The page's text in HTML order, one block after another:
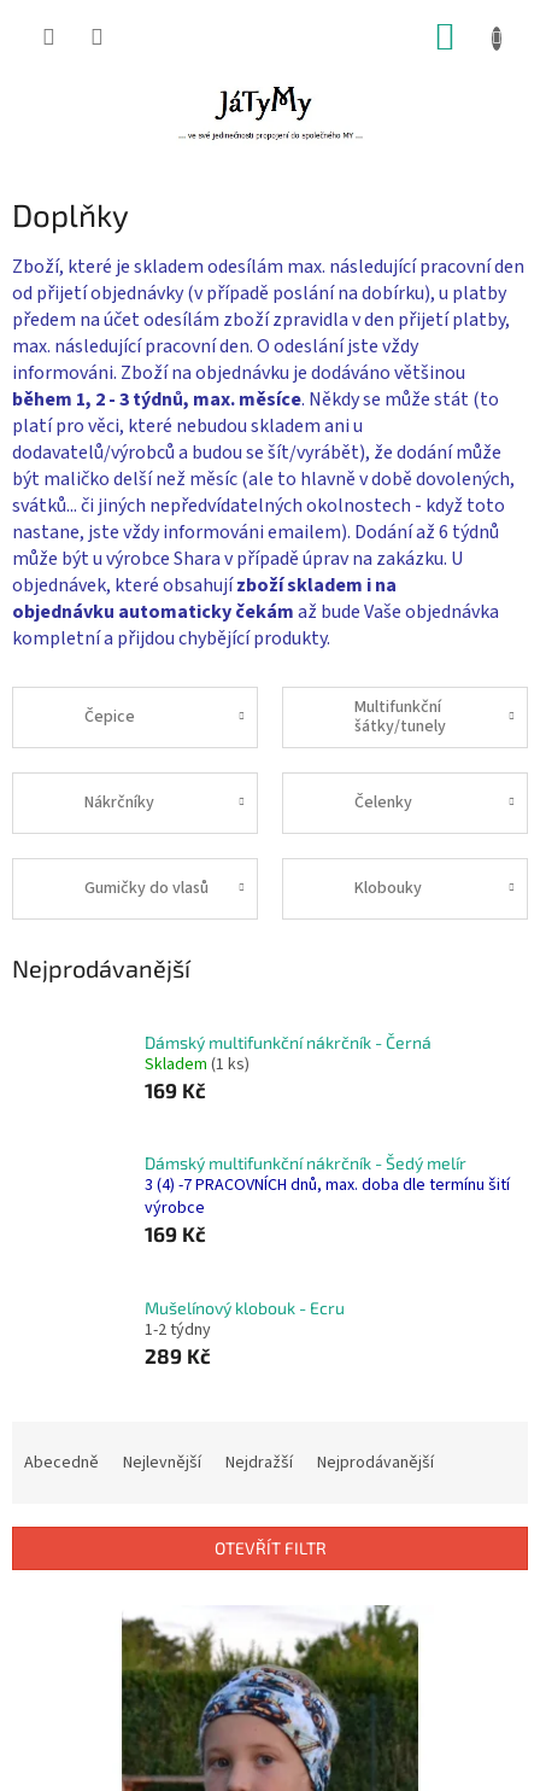
Doplňky
Zboží, které je skladem odesílám max. následující pracovní den
od přijetí objednávky (v případě poslání na dobírku), u platby
předem na účet odesílám zboží zpravidla v den přijetí platby,
max. následující pracovní den. O odeslání jste vždy
informováni. Zboží na objednávku je dodáváno většinou
během 1, 2 - 3 týdnů, max. měsíce. Někdy se může stát (to
platí pro věci, které nebudou skladem ani u
dodavatelů/výrobců a budou se šít/vyrábět), že dodání může
být maličko delší než měsíc (ale to hlavně v době dovolených,
svátků... či jiných nepředvídatelných okolnostech - když toto
nastane, jste vždy informováni emailem). Dodání až 6 týdnů
může být u výrobce Shara v případě úprav na zakázku. U
objednávek, které obsahujízboží skladem i na
objednávku automaticky čekámaž bude Vaše objednávka
kompletní a přijdou chybějící produkty.
Čepice
Multifunkční
šátky/tunely
Nákrčníky Čelenky
Gumičky do vlasů Klobouky
Nejprodávanější
Dámský multifunkční nákrčník - Černá
Skladem (1 ks)
169 Kč
Dámský multifunkční nákrčník - Šedý melír
3 (4) -7 PRACOVNÍCH dnů, max. doba dle termínu šití
výrobce
169 Kč
Mušelínový klobouk - Ecru
1-2 týdny
289 Kč
í
Abecedně Nejlevnější Nejdražší Nejprodávanější
OTEVŘÍT FILTR